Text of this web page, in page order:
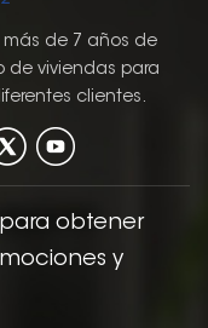
una
moderna
atemporal que
complementar
de cocina, de lo
a lo
shaker, con sus
simples y limpias
panel empotrado,
más de 7 años de
de viviendas para
clientes.
obtener
y